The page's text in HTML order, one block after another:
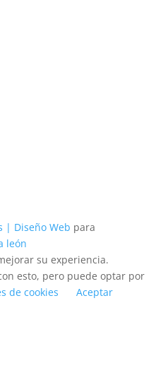
| Diseño Web para
león
su experiencia.
esto, pero puede optar por
de cookies
Aceptar